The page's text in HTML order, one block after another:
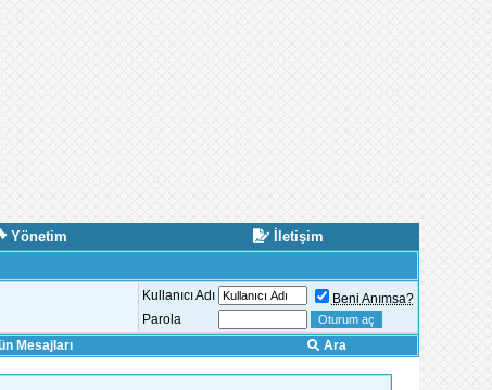
Yönetim İletişim
Kullanıcı Adı
Beni Anımsa?
Parola
Mesajları Ara